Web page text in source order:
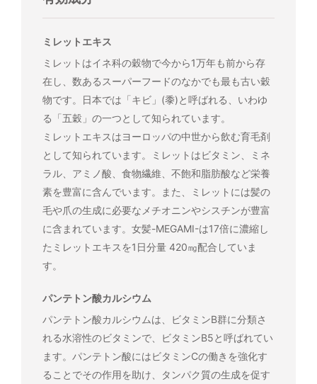
ミレットエキス
ミレットはイネ科の穀物で今から1万年も前から存
在し、数あるスーパーフードのなかでも最も古い穀
物です。日本では「キビ」(黍)と呼ばれる、いわゆ
る「五穀」の一つとして知られています。
ミレットエキスはヨーロッパの中世から飲む育毛剤
として知られています。ミレットはビタミン、ミネ
ラル、アミノ酸、食物繊維、不飽和脂肪酸など栄養
素を豊富に含んでいます。また、ミレットには髪の
毛や爪の生成に必要なメチオニンやシスチンが豊富
に含まれています。女髪-MEGAMI-は17倍に濃縮し
たミレットエキスを1日分量 420㎎配合していま
す。
パンテトン酸カルシウム
パンテトン酸カルシウムは、ビタミンB群に分類さ
れる水溶性のビタミンで、ビタミンB5と呼ばれてい
ます。パンテトン酸にはビタミンCの働きを強化す
ることでその作用を助け、タンパク質の生成を促す